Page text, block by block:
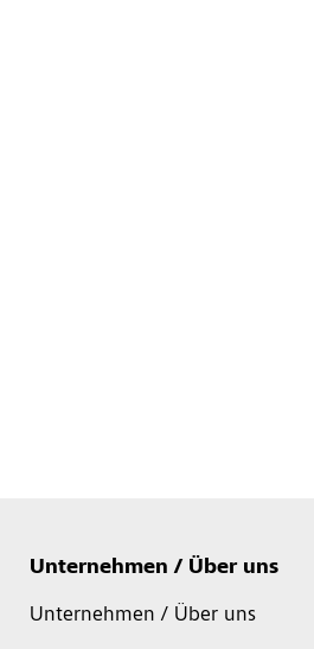
Unternehmen / Über uns
Unternehmen / Über uns